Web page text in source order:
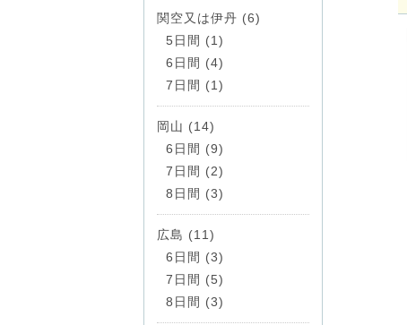
関空又は伊丹 (6)
5日間 (1)
6日間 (4)
7日間 (1)
岡山 (14)
6日間 (9)
7日間 (2)
8日間 (3)
広島 (11)
6日間 (3)
7日間 (5)
8日間 (3)